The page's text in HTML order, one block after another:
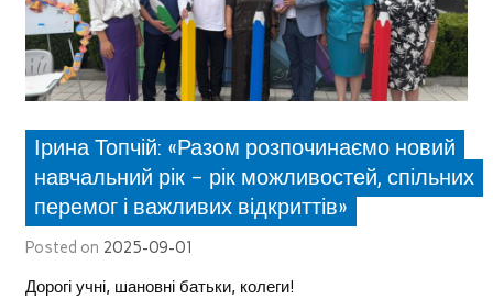
Ірина Топчій: «Разом розпочинаємо новий
навчальний рік – рік можливостей, спільних
перемог і важливих відкриттів»
Posted on 2025-09-01
Дорогі учні, шановні батьки, колеги!